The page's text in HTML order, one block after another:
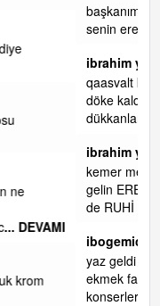
da görmek isteriz
da olacaktır
aralarında asvalt döke
kaldı bi yağmurda
kenarına giden yola
zamanında tüm ereğli
başladı biz halk
ağacum yaz